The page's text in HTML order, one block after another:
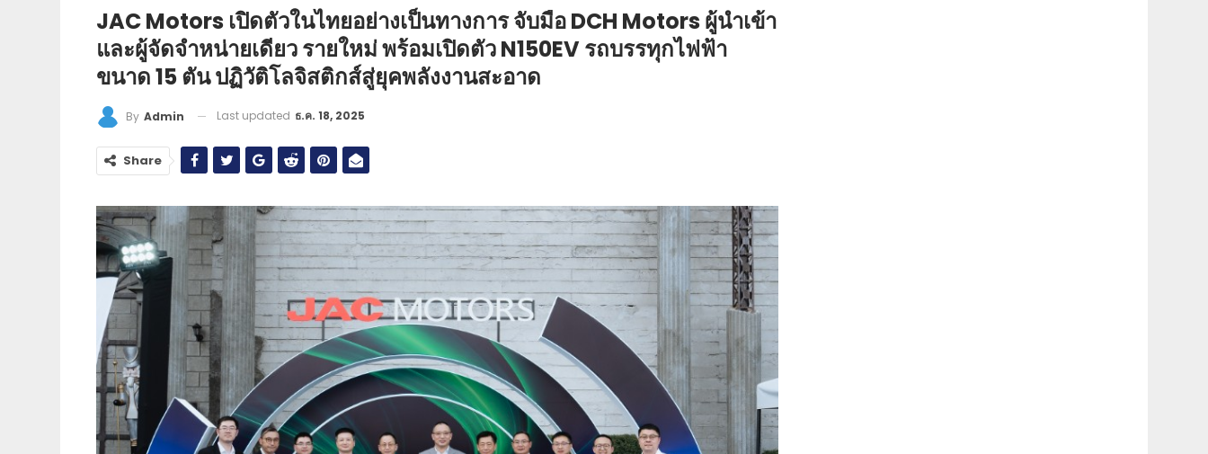
JAC Motors เปิดตัวในไทยอย่างเป็นทางการ จับมือ DCH Motors ผู้นำเข้า
และผู้จัดจำหน่ายเดียว รายใหม่ พร้อมเปิดตัว N150EV รถบรรทุกไฟฟ้า
ขนาด 15 ตัน ปฏิวัติโลจิสติกส์สู่ยุคพลังงานสะอาด
By Admin Last updated ธ.ค. 18, 2025
Share